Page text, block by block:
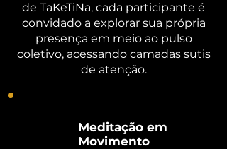
de TaKeTiNa, cada participante é
convidado a explorar sua própria
presença em meio ao pulso
coletivo, acessando camadas sutis
de atenção.
Meditação em
Movimento